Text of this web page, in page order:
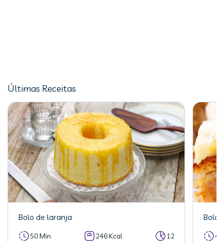
Últimas Receitas
Bolo de laranja
50 Min 246 Kcal 12
Bolo